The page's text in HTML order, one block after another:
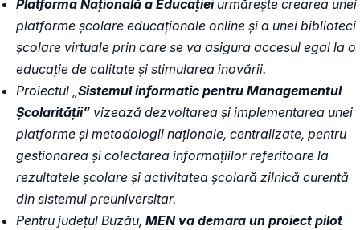
Platforma Națională a Educațieiurmărește crearea unei
platforme școlare educaționale online și a unei biblioteci
școlare virtuale prin care se va asigura accesul egal la o
educație de calitate și stimularea inovării.
Proiectul „ Sistemul informatic pentru Managementul
Școlarității” vizează dezvoltarea și implementarea unei
platforme și metodologii naționale, centralizate, pentru
gestionarea și colectarea informațiilor referitoare la
rezultatele școlare și activitatea școlară zilnică curentă
din sistemul preuniversitar.
Pentru județul Buzău, MEN va demara un proiect pilot